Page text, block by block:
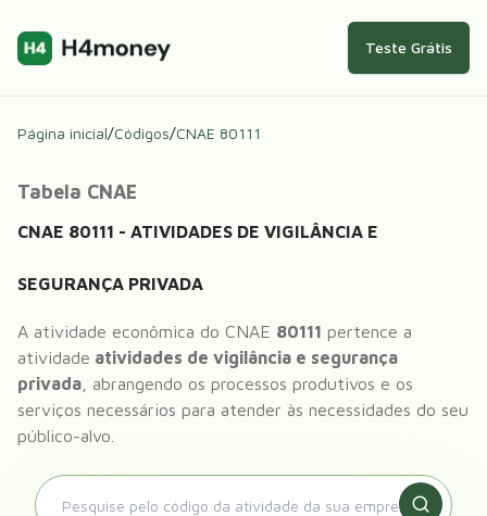
Teste Grátis
Página inicial/Códigos/CNAE 80111
Tabela CNAE
CNAE 80111 - ATIVIDADES DE VIGILÂNCIA E
SEGURANÇA PRIVADA
A atividade econômica do CNAE 80111 pertence a
atividade atividades de vigilância e segurança
privada , abrangendo os processos produtivos e os
serviços necessários para atender às necessidades do seu
público-alvo.